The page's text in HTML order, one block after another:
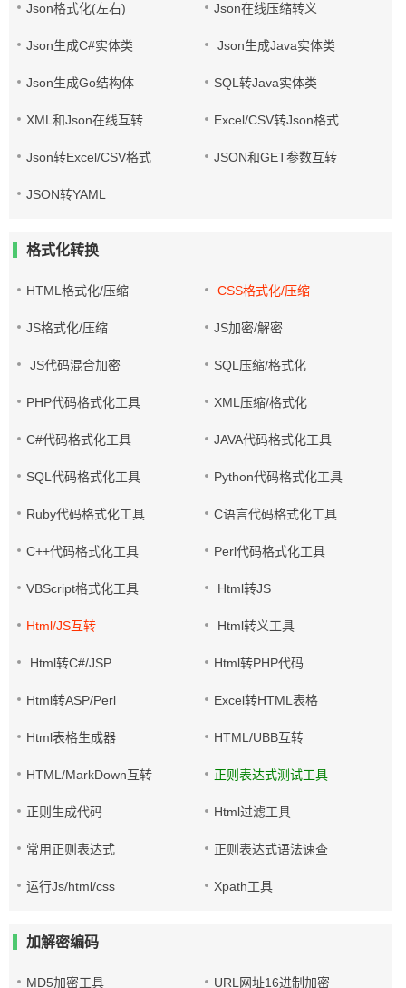
Json格式化(左右) Json在线压缩转义
Json生成C#实体类 Json生成Java实体类
Json生成Go结构体 SQL转Java实体类
XML和Json在线互转 Excel/CSV转Json格式
Json转Excel/CSV格式 JSON和GET参数互转
JSON转YAML
格式化转换
HTML格式化/压缩 CSS格式化/压缩
JS格式化/压缩 JS加密/解密
JS代码混合加密 SQL压缩/格式化
PHP代码格式化工具 XML压缩/格式化
C#代码格式化工具 JAVA代码格式化工具
SQL代码格式化工具 Python代码格式化工具
Ruby代码格式化工具 C语言代码格式化工具
C++代码格式化工具 Perl代码格式化工具
VBScript格式化工具 Html转JS
Html/JS互转 Html转义工具
Html转C#/JSP Html转PHP代码
Html转ASP/Perl Excel转HTML表格
Html表格生成器 HTML/UBB互转
HTML/MarkDown互转 正则表达式测试工具
正则生成代码 Html过滤工具
常用正则表达式 正则表达式语法速查
运行Js/html/css Xpath工具
加解密编码
MD5加密工具 URL网址16进制加密